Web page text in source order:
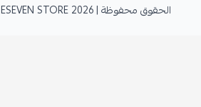
الحقوق محفوظة | 2026 ESEVEN STORE